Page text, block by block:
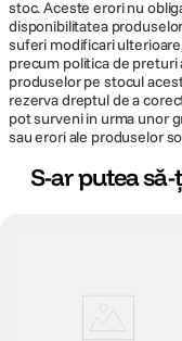
stoc. Aceste erori nu
disponibilitatea
suferi modificari
precum politica de
produselor pe stocul
rezerva dreptul de a
pot surveni in urma unor
sau erori ale produselor
S-ar putea să-